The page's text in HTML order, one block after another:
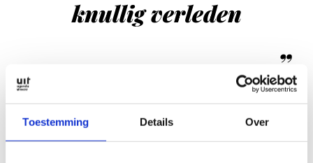
Toestemming Details Over
knullig verleden
Zo is het werk eigenlijk steeds een metafoor van